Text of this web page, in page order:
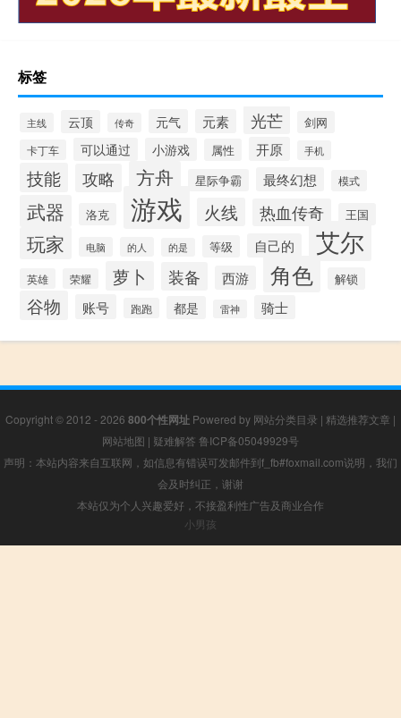
标签
主线 云顶 传奇 元气 元素 光芒 剑网
卡丁车 可以通过 小游戏 属性 开原 手机
技能 攻略 方舟 星际争霸 最终幻想 模式
武器 洛克 游戏 火线 热血传奇 王国
玩家 电脑 的人 的是 等级 自己的 艾尔
英雄 荣耀 萝卜 装备 西游 角色 解锁
谷物 账号 跑跑 都是 雷神 骑士
Copyright © 2012 - 2026 800个性网址 Powered by 网站分类目录 | 精选推荐文章 |
网站地图 | 疑难解答 鲁ICP备05049929号
声明：本站内容来自互联网，如信息有错误可发邮件到f_fb#foxmail.com说明，我们
会及时纠正，谢谢
本站仅为个人兴趣爱好，不接盈利性广告及商业合作
小男孩